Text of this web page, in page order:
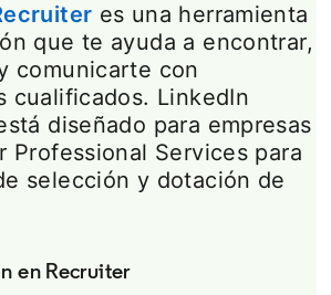
es una herramienta
que te ayuda a encontrar,
comunicarte con
cualificados. LinkedIn
diseñado para empresas
Professional Services para
selección y dotación de
en Recruiter